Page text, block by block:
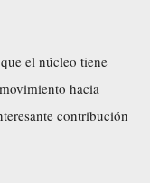
el núcleo tiene
hacia
contribución